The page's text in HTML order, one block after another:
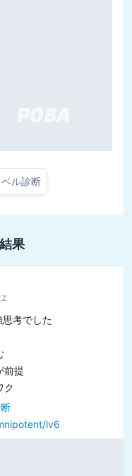
ル診断
果